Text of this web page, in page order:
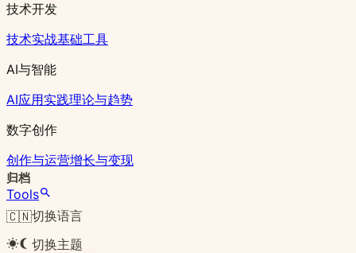
技术开发
技术实战基础工具
AI与智能
AI应用实践理论与趋势
数字创作
创作与运营增长与变现
归档
Tools
🇨🇳切换语言
切换主题